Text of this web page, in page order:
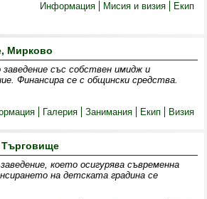
Информация
Мисия и визия Екип
Мирково
със собствен имидж и
Финансира се с общински средства.
Галерия Занимания Екип Визия
Търговище
което осигурява съвременна
на детската градина се